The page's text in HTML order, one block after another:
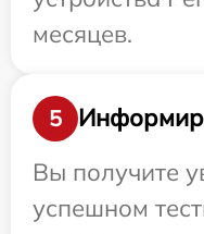
месяцев.
5
Вы получите
успешном